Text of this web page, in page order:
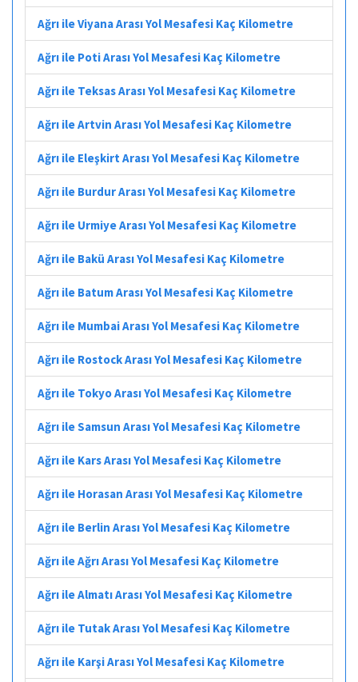
Ağrı ile Viyana Arası Yol Mesafesi Kaç Kilometre
Ağrı ile Poti Arası Yol Mesafesi Kaç Kilometre
Ağrı ile Teksas Arası Yol Mesafesi Kaç Kilometre
Ağrı ile Artvin Arası Yol Mesafesi Kaç Kilometre
Ağrı ile Eleşkirt Arası Yol Mesafesi Kaç Kilometre
Ağrı ile Burdur Arası Yol Mesafesi Kaç Kilometre
Ağrı ile Urmiye Arası Yol Mesafesi Kaç Kilometre
Ağrı ile Bakü Arası Yol Mesafesi Kaç Kilometre
Ağrı ile Batum Arası Yol Mesafesi Kaç Kilometre
Ağrı ile Mumbai Arası Yol Mesafesi Kaç Kilometre
Ağrı ile Rostock Arası Yol Mesafesi Kaç Kilometre
Ağrı ile Tokyo Arası Yol Mesafesi Kaç Kilometre
Ağrı ile Samsun Arası Yol Mesafesi Kaç Kilometre
Ağrı ile Kars Arası Yol Mesafesi Kaç Kilometre
Ağrı ile Horasan Arası Yol Mesafesi Kaç Kilometre
Ağrı ile Berlin Arası Yol Mesafesi Kaç Kilometre
Ağrı ile Ağrı Arası Yol Mesafesi Kaç Kilometre
Ağrı ile Almatı Arası Yol Mesafesi Kaç Kilometre
Ağrı ile Tutak Arası Yol Mesafesi Kaç Kilometre
Ağrı ile Karşi Arası Yol Mesafesi Kaç Kilometre